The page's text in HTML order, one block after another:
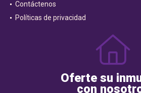
Contáctenos
Políticas de privacidad
Oferte su
con